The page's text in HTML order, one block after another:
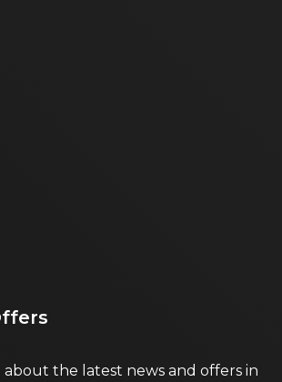
the latest news and offers in